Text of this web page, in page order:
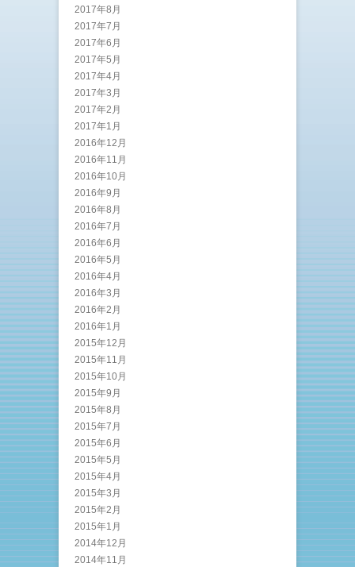
2017年8月
2017年7月
2017年6月
2017年5月
2017年4月
2017年3月
2017年2月
2017年1月
2016年12月
2016年11月
2016年10月
2016年9月
2016年8月
2016年7月
2016年6月
2016年5月
2016年4月
2016年3月
2016年2月
2016年1月
2015年12月
2015年11月
2015年10月
2015年9月
2015年8月
2015年7月
2015年6月
2015年5月
2015年4月
2015年3月
2015年2月
2015年1月
2014年12月
2014年11月